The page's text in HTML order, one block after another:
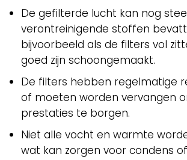
De gefilterde lucht kan nog
verontreinigende stoffen
bijvoorbeeld als de filters vol
goed zijn schoongemaakt.
De filters hebben regelmatige
of moeten worden vervangen
prestaties te borgen.
Niet alle vocht en warmte
wat kan zorgen voor condens